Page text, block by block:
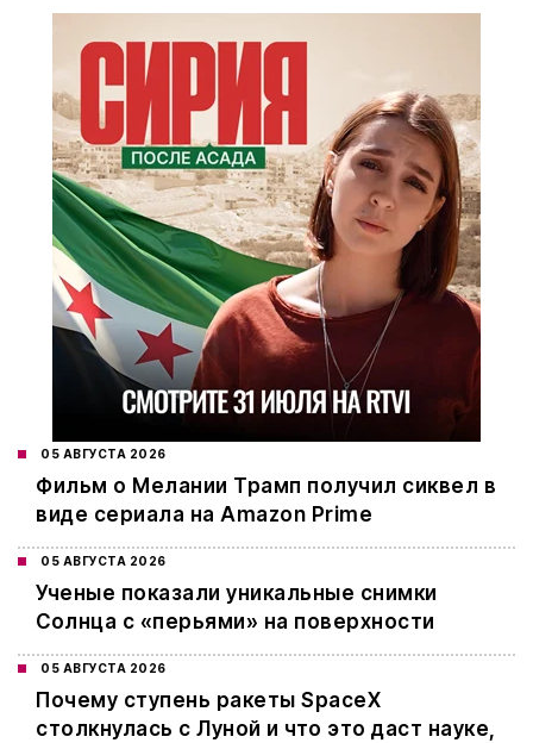
05 АВГУСТА 2026
Фильм о Мелании Трамп получил сиквел в
виде сериала на Amazon Prime
05 АВГУСТА 2026
Ученые показали уникальные снимки
Солнца с «перьями» на поверхности
05 АВГУСТА 2026
Почему ступень ракеты SpaceX
столкнулась с Луной и что это даст науке,